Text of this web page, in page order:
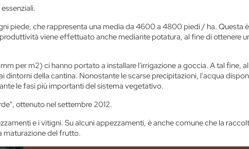
piede, che rappresenta una media da 4600 a 4800 piedi / ha. Questa
viene effettuato anche mediante potatura, al fine di ottenere
per m2) ci hanno portato a installare l'irrigazione a goccia. A tal fine,
della cantina. Nonostante le scarse precipitazioni, l'acqua
le fasi più importanti del sistema vegetativo.
, ottenuto nel settembre 2012.
e i vitigni. Su alcuni appezzamenti, è anche comune che la
maturazione del frutto.